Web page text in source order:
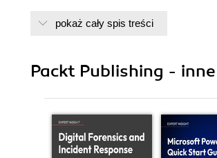
pokaż cały spis treści
Packt Publishing -